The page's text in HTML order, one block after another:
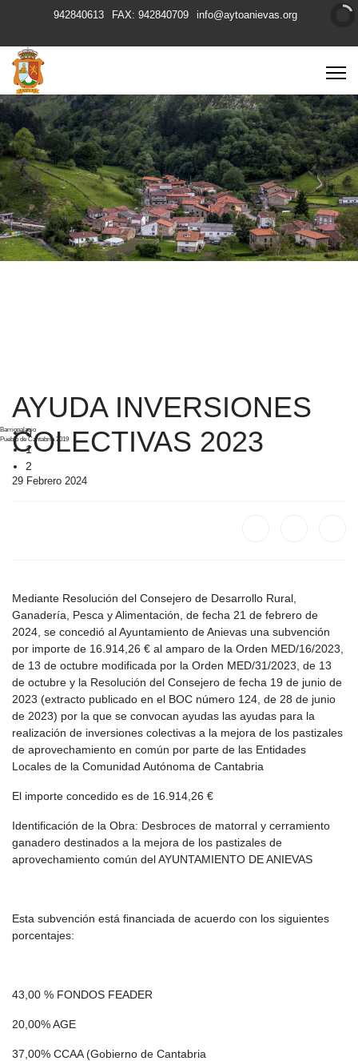
942840613 FAX: 942840709 info@aytoanievas.org
Barriopalacio
Pueblo de Cantabria 2019
0
1
2
AYUDA INVERSIONES
COLECTIVAS 2023
29 Febrero 2024
Mediante Resolución del Consejero de Desarrollo Rural,
Ganadería, Pesca y Alimentación, de fecha 21 de febrero de
2024, se concedió al Ayuntamiento de Anievas una subvención
por importe de 16.914,26 € al amparo de la Orden MED/16/2023,
de 13 de octubre modificada por la Orden MED/31/2023, de 13
de octubre y la Resolución del Consejero de fecha 19 de junio de
2023 (extracto publicado en el BOC número 124, de 28 de junio
de 2023) por la que se convocan ayudas las ayudas para la
realización de inversiones colectivas a la mejora de los pastizales
de aprovechamiento en común por parte de las Entidades
Locales de la Comunidad Autónoma de Cantabria
El importe concedido es de 16.914,26 €
Identificación de la Obra: Desbroces de matorral y cerramiento
ganadero destinados a la mejora de los pastizales de
aprovechamiento común del AYUNTAMIENTO DE ANIEVAS
Esta subvención está financiada de acuerdo con los siguientes
porcentajes:
43,00 % FONDOS FEADER
20,00% AGE
37,00% CCAA (Gobierno de Cantabria